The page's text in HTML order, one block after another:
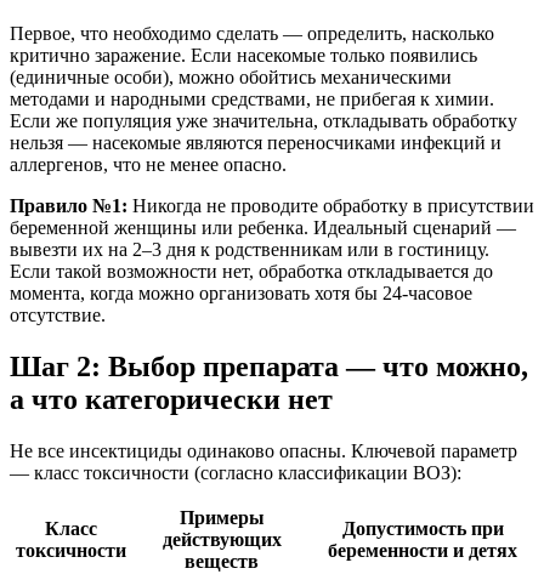
Первое, что необходимо сделать — определить, насколько
критично заражение. Если насекомые только появились
(единичные особи), можно обойтись механическими
методами и народными средствами, не прибегая к химии.
Если же популяция уже значительна, откладывать обработку
нельзя — насекомые являются переносчиками инфекций и
аллергенов, что не менее опасно.
Правило №1: Никогда не проводите обработку в присутствии
беременной женщины или ребенка. Идеальный сценарий —
вывезти их на 2–3 дня к родственникам или в гостиницу.
Если такой возможности нет, обработка откладывается до
момента, когда можно организовать хотя бы 24-часовое
отсутствие.
Шаг 2: Выбор препарата — что можно,
а что категорически нет
Не все инсектициды одинаково опасны. Ключевой параметр
— класс токсичности (согласно классификации ВОЗ):
Класс
токсичности
Примеры
действующих
веществ
Допустимость при
беременности и детях